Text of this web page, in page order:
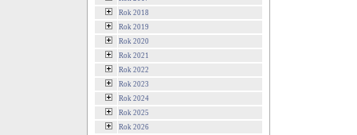
Rok 2018
Rok 2019
Rok 2020
Rok 2021
Rok 2022
Rok 2023
Rok 2024
Rok 2025
Rok 2026